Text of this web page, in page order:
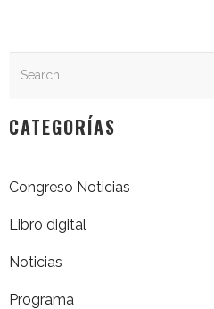
CATEGORÍAS
Congreso Noticias
Libro digital
Noticias
Programa